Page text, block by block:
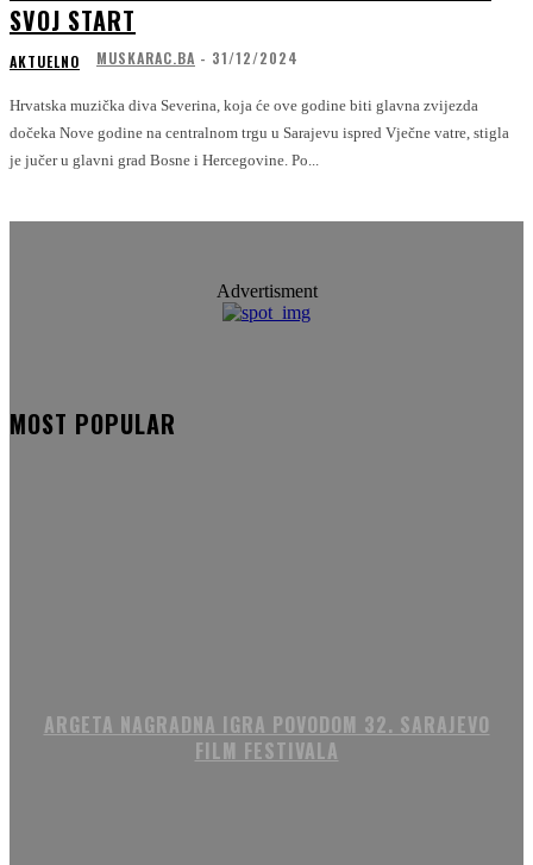
SVOJ START
AKTUELNO MUSKARAC.BA - 31/12/2024
Hrvatska muzička diva Severina, koja će ove godine biti glavna zvijezda
dočeka Nove godine na centralnom trgu u Sarajevu ispred Vječne vatre, stigla
je jučer u glavni grad Bosne i Hercegovine. Po...
Advertisment
MOST POPULAR
ARGETA NAGRADNA IGRA POVODOM 32. SARAJEVO
FILM FESTIVALA